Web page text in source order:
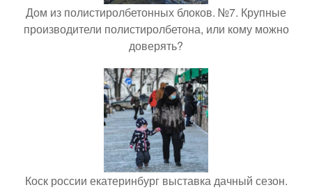
Дом из полистиролбетонных блоков. №7. Крупные
производители полистиролбетона, или кому можно
доверять?
Коск россии екатеринбург выставка дачный сезон.